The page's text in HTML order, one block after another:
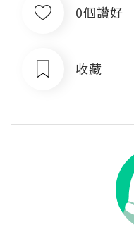
0個讚好
收藏